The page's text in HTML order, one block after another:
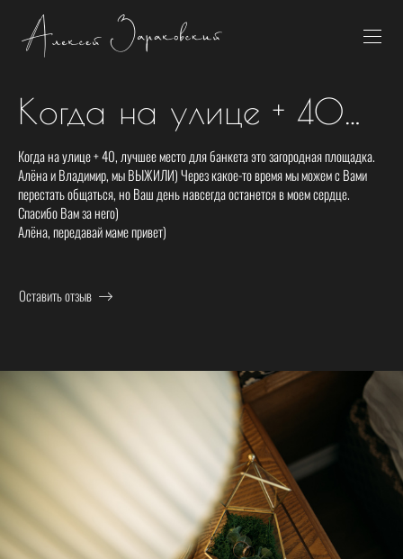
Когда на улице + 40…
Когда на улице + 40, лучшее место для банкета это загородная площадка.
Алёна и Владимир, мы ВЫЖИЛИ) Через какое-то время мы можем с Вами
перестать общаться, но Ваш день навсегда останется в моем сердце.
Спасибо Вам за него)
Алёна, передавай маме привет)
Оставить отзыв